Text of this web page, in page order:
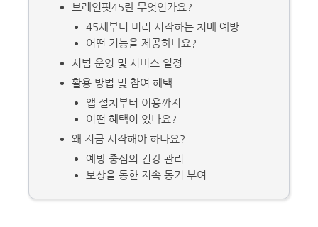
브레인핏45란 무엇인가요?
45세부터 미리 시작하는 치매 예방
어떤 기능을 제공하나요?
시범 운영 및 서비스 일정
활용 방법 및 참여 혜택
앱 설치부터 이용까지
어떤 혜택이 있나요?
왜 지금 시작해야 하나요?
예방 중심의 건강 관리
보상을 통한 지속 동기 부여